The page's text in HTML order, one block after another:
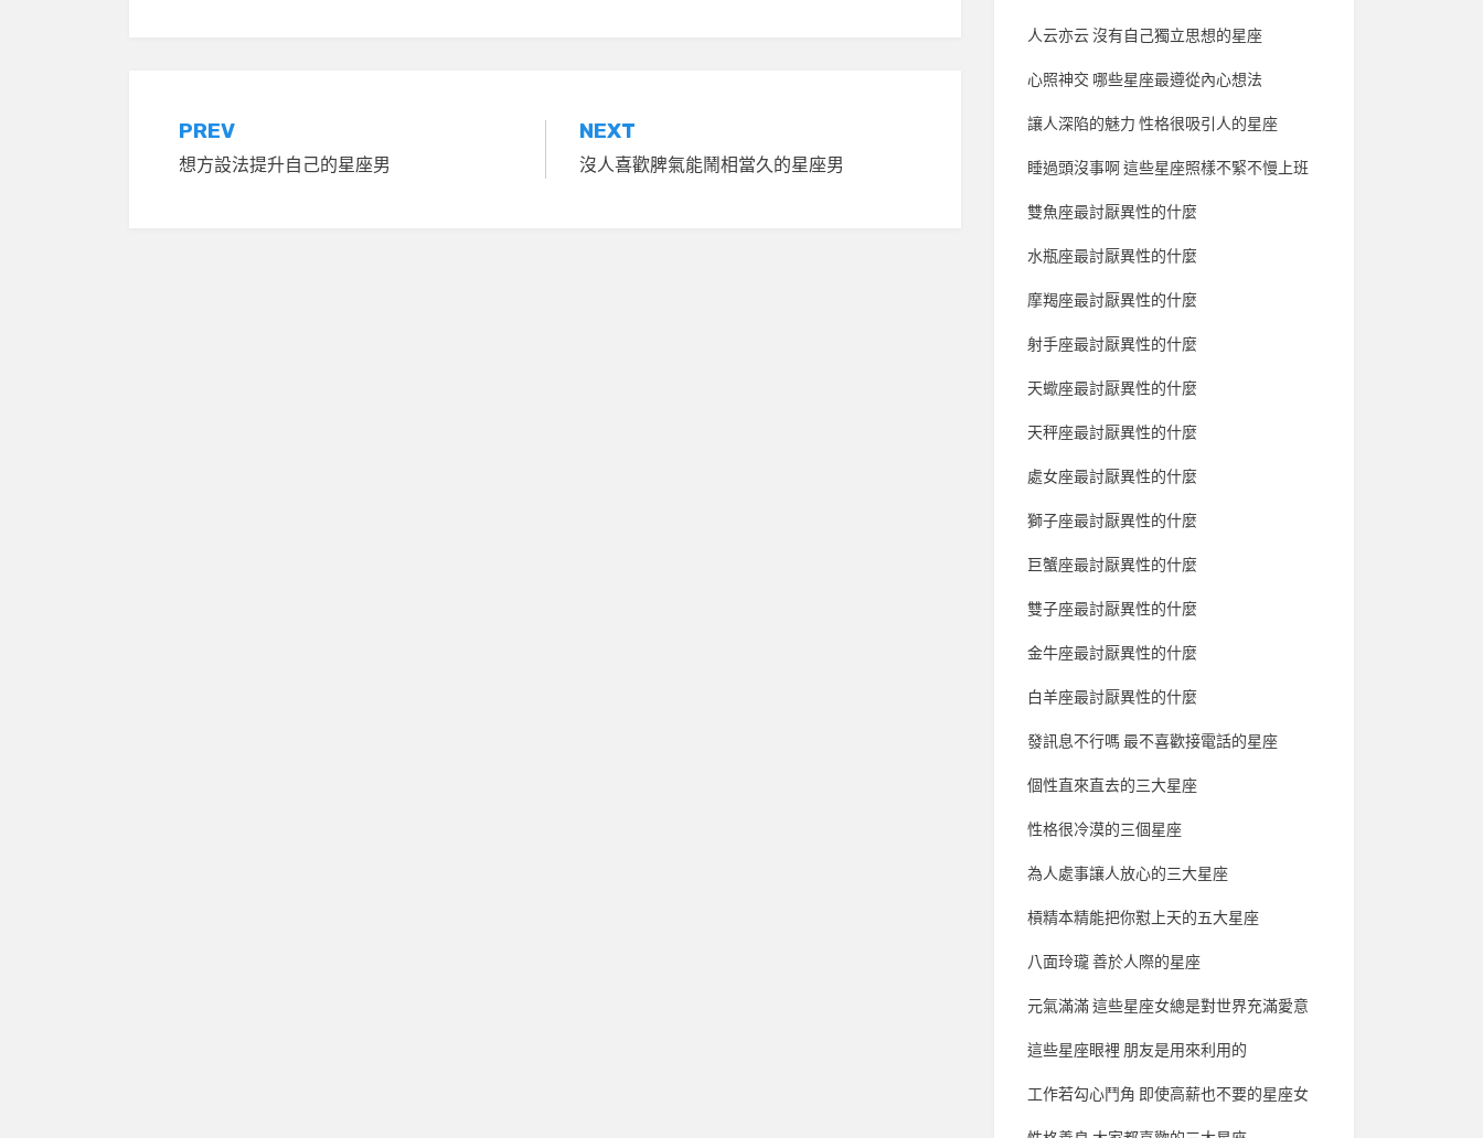
文
章
PREV
想方設法提升自己的星座男
NEXT
沒人喜歡脾氣能鬧相當久的星座男
人云亦云 沒有自己獨立思想的星座
心照神交 哪些星座最遵從內心想法
讓人深陷的魅力 性格很吸引人的星座
睡過頭沒事啊 這些星座照樣不緊不慢上班
雙魚座最討厭異性的什麼
水瓶座最討厭異性的什麼
摩羯座最討厭異性的什麼
射手座最討厭異性的什麼
天蠍座最討厭異性的什麼
天秤座最討厭異性的什麼
處女座最討厭異性的什麼
獅子座最討厭異性的什麼
巨蟹座最討厭異性的什麼
雙子座最討厭異性的什麼
金牛座最討厭異性的什麼
白羊座最討厭異性的什麼
發訊息不行嗎 最不喜歡接電話的星座
個性直來直去的三大星座
性格很冷漠的三個星座
為人處事讓人放心的三大星座
槓精本精能把你懟上天的五大星座
八面玲瓏 善於人際的星座
元氣滿滿 這些星座女總是對世界充滿愛意
這些星座眼裡 朋友是用來利用的
工作若勾心鬥角 即使高薪也不要的星座女